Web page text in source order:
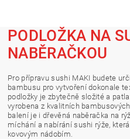
PODLOŽKA NA
NABĚRAČKOU
Pro přípravu sushi MAKI budete
bambusu pro vytvoření dokonale
podložky je zbytečně složité a
vyrobena z kvalitních
balení je i dřevěná naběračka na
míchání a nabírání sushi rýže,
kovovým nádobím.